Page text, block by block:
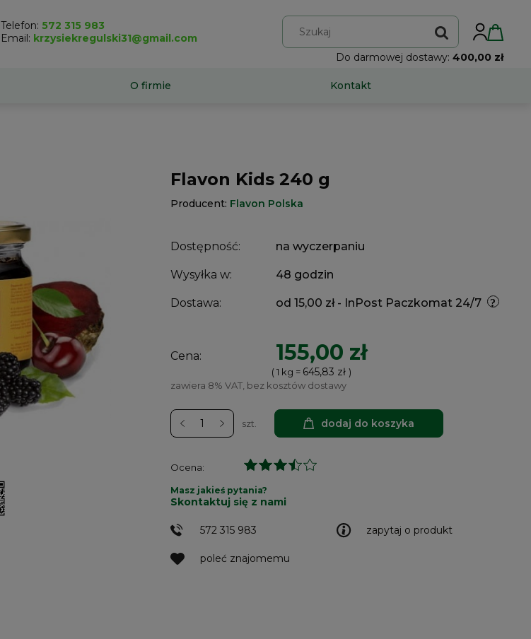
Telefon: 572 315 983
Email: krzysiekregulski31@gmail.com
Do darmowej dostawy: 400,00 zł
O firmie Kontakt
Flavon Kids 240 g
Producent: Flavon Polska
Dostępność: na wyczerpaniu
Wysyłka w: 48 godzin
Dostawa: od 15,00 zł - InPost Paczkomat 24/7
Cena: 155,00 zł
( 1 kg = 645,83 zł)
zawiera 8% VAT, bez kosztów dostawy
szt. dodaj do koszyka
Ocena:
zapytaj o produkt
poleć znajomemu
Masz jakieś pytania?
Skontaktuj się z nami
572 315 983